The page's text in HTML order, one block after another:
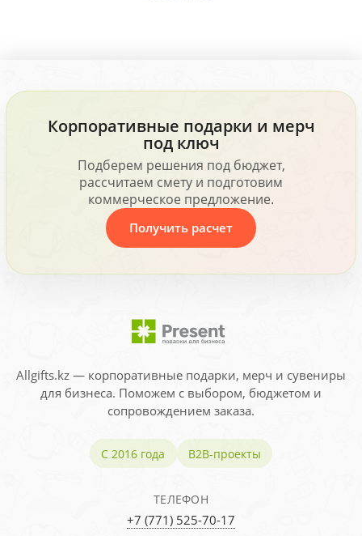
Корпоративные подарки и мерч
под ключ
Подберем решения под бюджет,
рассчитаем смету и подготовим
коммерческое предложение.
Получить расчет
Allgifts.kz — корпоративные подарки, мерч и сувениры
для бизнеса. Поможем с выбором, бюджетом и
сопровождением заказа.
С 2016 года B2B-проекты
ТЕЛЕФОН
+7 (771) 525-70-17